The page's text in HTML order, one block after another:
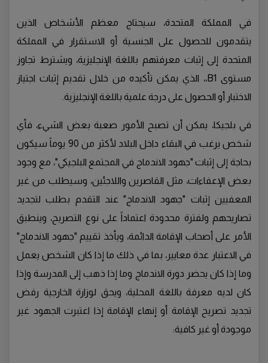
في المملكة المتحدة، سيحتاج معظم الأشخاص الذين
يتقدمون للحصول على الجنسية أو الاستقرار في المملكة
المتحدة إلى إثبات معرفتهم باللغة الإنجليزية، ويشترط تجاوز
مستوى B1،، الذي يمكن تأكيده من خلال تقديم إثبات اجتياز
الاختبار أو الحصول على درجة علمية باللغة الإنجليزية.
في بلجيكا، يمكن أن تصبح الأمور صعبة بعض الشيء، فأي
شخص يرغب في البقاء داخل البلاد لأكثر من 90 يوماً سيكون
بحاجة إلى إثبات "جهود الاندماج في المجتمع البلجيكي"، مع وجود
بعض الإعفاءات، مثل القاصرين واللاجئين، وسيطلب من غير
المعفيين إثبات "جهود الاندماج" عند التقدم بطلب لتجديد
تصاريحهم ولفترة محدودة اعتماداً على نوع التصريح، وينطبق
الأمر على أصحاب الإقامة الدائمة، ويأخذ تقييم "جهود الاندماج"
في الاعتبار عدة معايير، بما في ذلك ما إذا كان الشخص يعمل
وما إذا كان يحضر دورة الاندماج وما إذا ذهب إلى المدرسة وإذا
كان لديه معرفة باللغة المحلية، ويحق لوزارة الخارجية رفض
تجديد تصريح الإقامة أو إنهاء الإقامة إذا اعتبرت الجهود غير
موجودة أو غير كافية: